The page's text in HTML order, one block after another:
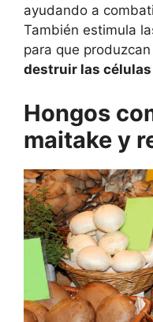
ayudando a
También estimula
para que
destruir las
Hongos
maitake y